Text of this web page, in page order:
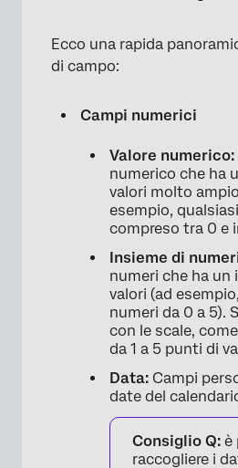
Ecco una rapida
di campo:
Campi numerici
Valore numerico:
numerico che ha
valori molto
esempio,
compreso tra 0 e
Insieme di
numeri che ha
valori (ad
numeri da 0 a 5).
con le scale,
da 1 a 5 punti di
Data: Campi
date del
Consiglio Q: è
raccogliere i